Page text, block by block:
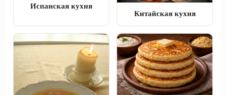
Испанская кухня
Китайская кухня